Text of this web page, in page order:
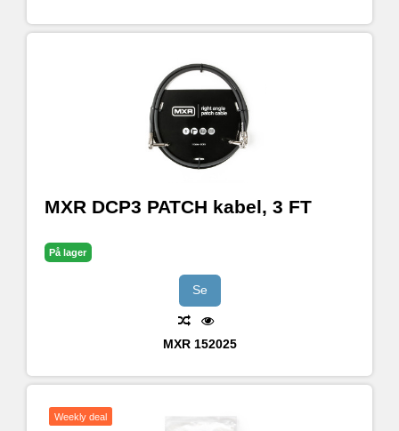
MXR DCP3 PATCH kabel, 3 FT
På lager
Se
MXR 152025
Weekly deal